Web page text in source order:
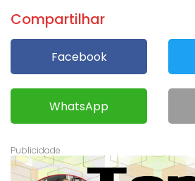
Compartilhar
Facebook
WhatsApp